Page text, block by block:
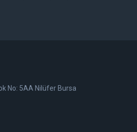
No: 5AA Nilüfer Bursa